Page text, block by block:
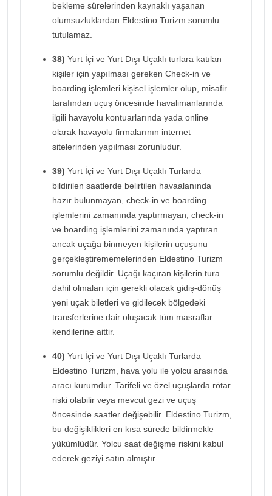
bekleme sürelerinden kaynaklı yaşanan
olumsuzluklardan Eldestino Turizm sorumlu
tutulamaz.
38) Yurt İçi ve Yurt Dışı Uçaklı turlara katılan
kişiler için yapılması gereken Check-in ve
boarding işlemleri kişisel işlemler olup, misafir
tarafından uçuş öncesinde havalimanlarında
ilgili havayolu kontuarlarında yada online
olarak havayolu firmalarının internet
sitelerinden yapılması zorunludur.
39) Yurt İçi ve Yurt Dışı Uçaklı Turlarda
bildirilen saatlerde belirtilen havaalanında
hazır bulunmayan, check-in ve boarding
işlemlerini zamanında yaptırmayan, check-in
ve boarding işlemlerini zamanında yaptıran
ancak uçağa binmeyen kişilerin uçuşunu
gerçekleştirememelerinden Eldestino Turizm
sorumlu değildir. Uçağı kaçıran kişilerin tura
dahil olmaları için gerekli olacak gidiş-dönüş
yeni uçak biletleri ve gidilecek bölgedeki
transferlerine dair oluşacak tüm masraflar
kendilerine aittir.
40) Yurt İçi ve Yurt Dışı Uçaklı Turlarda
Eldestino Turizm, hava yolu ile yolcu arasında
aracı kurumdur. Tarifeli ve özel uçuşlarda rötar
riski olabilir veya mevcut gezi ve uçuş
öncesinde saatler değişebilir. Eldestino Turizm,
bu değişiklikleri en kısa sürede bildirmekle
yükümlüdür. Yolcu saat değişme riskini kabul
ederek geziyi satın almıştır.